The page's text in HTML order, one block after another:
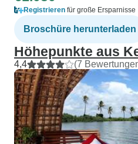
Registrieren für große Ersparnisse
Broschüre herunterladen
Höhepunkte aus
4,4 (7